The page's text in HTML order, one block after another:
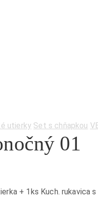
utierky Set s chňapkou
01
+ 1ks Kuch. rukavica